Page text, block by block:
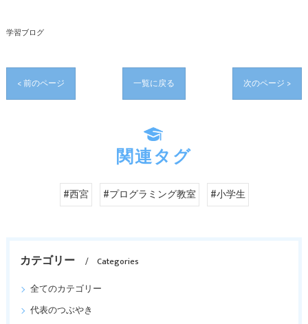
学習ブログ
< 前のページ 一覧に戻る 次のページ >
関連タグ
#西宮 #プログラミング教室 #小学生
カテゴリー
Categories
全てのカテゴリー
代表のつぶやき